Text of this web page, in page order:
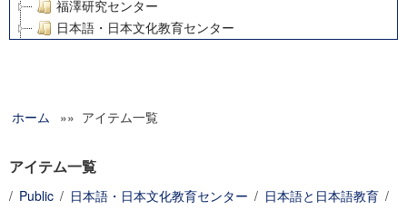
福澤研究センター
日本語・日本文化教育センター
グローバルリサーチインスティテュート
科学研究費補助金研究成果報告書
慶應義塾大学グローバルCOEプログラム市民社会ガバナンス
ホーム »» アイテム一覧
アイテム一覧
/ Public / 日本語・日本文化教育センター / 日本語と日本語教育 /